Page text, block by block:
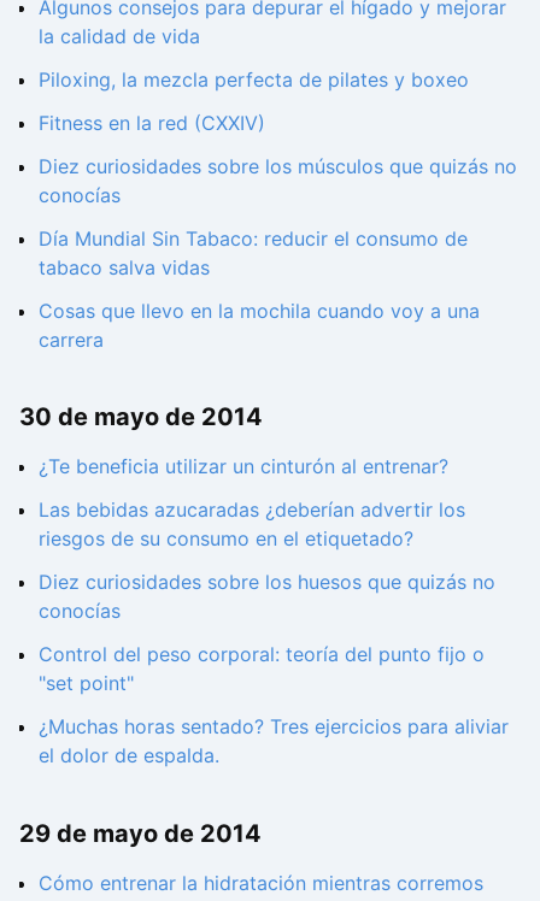
Algunos consejos para depurar el hígado y mejorar
la calidad de vida
Piloxing, la mezcla perfecta de pilates y boxeo
Fitness en la red (CXXIV)
Diez curiosidades sobre los músculos que quizás no
conocías
Día Mundial Sin Tabaco: reducir el consumo de
tabaco salva vidas
Cosas que llevo en la mochila cuando voy a una
carrera
30 de mayo de 2014
¿Te beneficia utilizar un cinturón al entrenar?
Las bebidas azucaradas ¿deberían advertir los
riesgos de su consumo en el etiquetado?
Diez curiosidades sobre los huesos que quizás no
conocías
Control del peso corporal: teoría del punto fijo o
"set point"
¿Muchas horas sentado? Tres ejercicios para aliviar
el dolor de espalda.
29 de mayo de 2014
Cómo entrenar la hidratación mientras corremos